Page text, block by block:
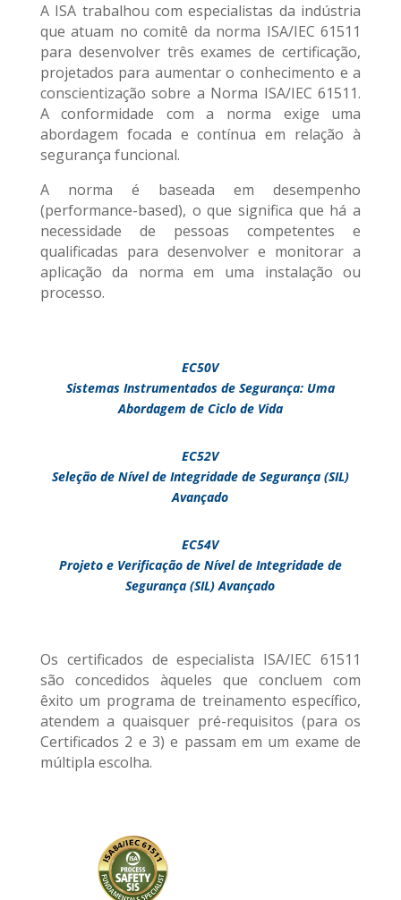
A ISA trabalhou com especialistas da indústria
que atuam no comitê da norma ISA/IEC 61511
para desenvolver três exames de certificação,
projetados para aumentar o conhecimento e a
conscientização sobre a Norma ISA/IEC 61511.
A conformidade com a norma exige uma
abordagem focada e contínua em relação à
segurança funcional.
A norma é baseada em desempenho
(performance-based), o que significa que há a
necessidade de pessoas competentes e
qualificadas para desenvolver e monitorar a
aplicação da norma em uma instalação ou
processo.
EC50V
Sistemas Instrumentados de Segurança: Uma
Abordagem de Ciclo de Vida
EC52V
Seleção de Nível de Integridade de Segurança (SIL)
Avançado
EC54V
Projeto e Verificação de Nível de Integridade de
Segurança (SIL) Avançado
Os certificados de especialista ISA/IEC 61511
são concedidos àqueles que concluem com
êxito um programa de treinamento específico,
atendem a quaisquer pré-requisitos (para os
Certificados 2 e 3) e passam em um exame de
múltipla escolha.